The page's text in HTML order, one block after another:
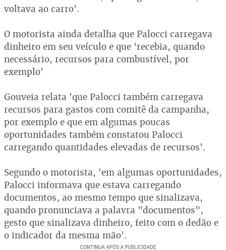
voltava ao carro'.
O motorista ainda detalha que Palocci carregava
dinheiro em seu veículo e que 'recebia, quando
necessário, recursos para combustível, por
exemplo'
Gouveia relata 'que Palocci também carregava
recursos para gastos com comitê da campanha,
por exemplo e que em algumas poucas
oportunidades também constatou Palocci
carregando quantidades elevadas de recursos'.
Segundo o motorista, 'em algumas oportunidades,
Palocci informava que estava carregando
documentos, ao mesmo tempo que sinalizava,
quando pronunciava a palavra "documentos",
gesto que sinalizava dinheiro, feito com o dedão e
o indicador da mesma mão'.